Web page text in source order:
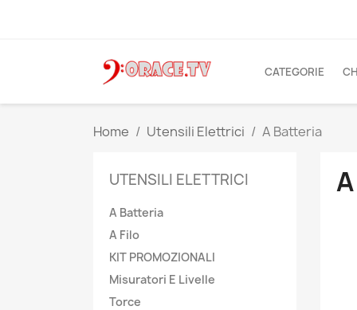
CATEGORIE
Home Utensili Elettrici A Batteria
UTENSILI ELETTRICI
A Batteria
A Filo
KIT PROMOZIONALI
Misuratori E Livelle
Torce